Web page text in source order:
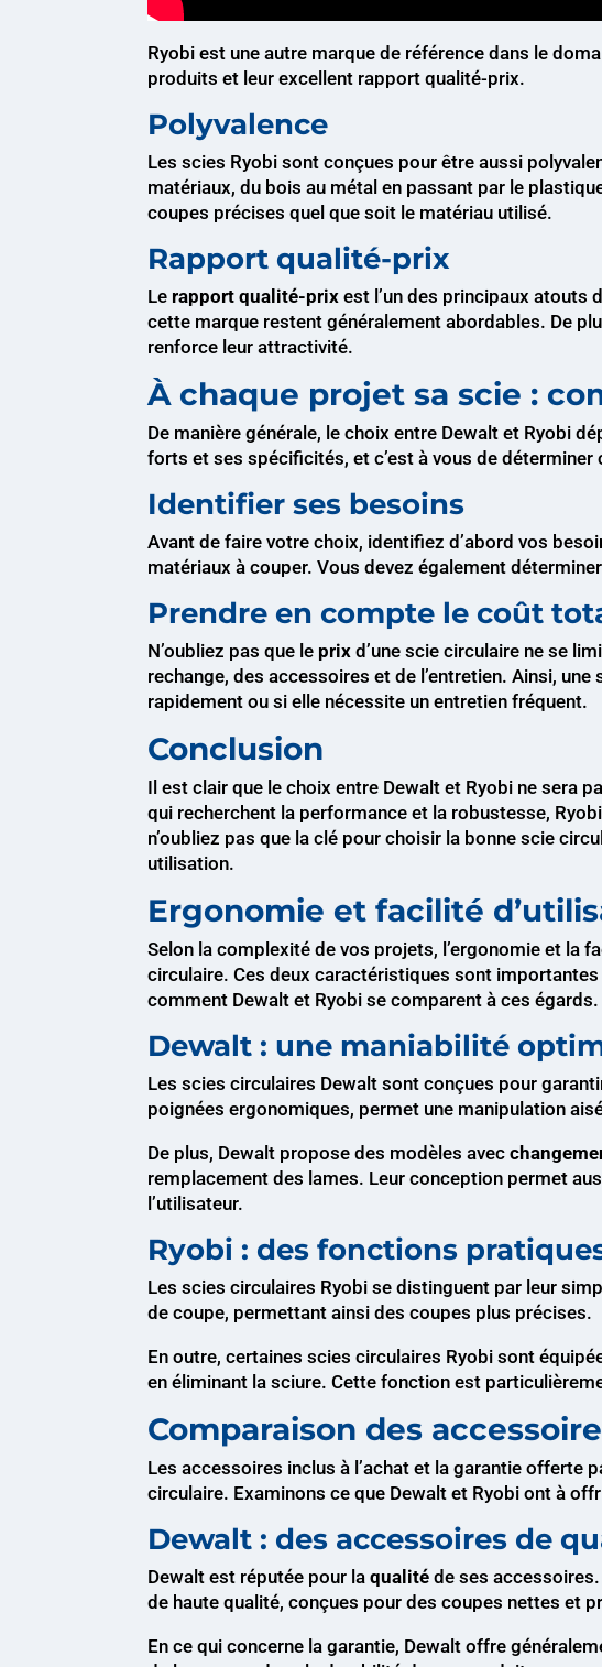
Ryobi est une autre marque de référence dans le
produits et leur excellent rapport qualité-prix.
Polyvalence
Les scies Ryobi sont conçues pour être aussi
matériaux, du bois au métal en passant par le
coupes précises quel que soit le matériau utilisé.
Rapport qualité-prix
Le rapport qualité-prix est l’un des principaux atouts
cette marque restent généralement abordables. De
renforce leur attractivité.
À chaque projet sa scie :
De manière générale, le choix entre Dewalt et Ryobi
forts et ses spécificités, et c’est à vous de
Identifier ses besoins
Avant de faire votre choix, identifiez d’abord vos
matériaux à couper. Vous devez également
Prendre en compte le coût
N’oubliez pas que le prix d’une scie circulaire ne se
rechange, des accessoires et de l’entretien. Ainsi,
rapidement ou si elle nécessite un entretien fréquent.
Conclusion
Il est clair que le choix entre Dewalt et Ryobi ne sera
qui recherchent la performance et la robustesse,
n’oubliez pas que la clé pour choisir la bonne scie
utilisation.
Ergonomie et facilité
Selon la complexité de vos projets, l’ergonomie et la
circulaire. Ces deux caractéristiques sont
comment Dewalt et Ryobi se comparent à ces égards.
Dewalt : une maniabilité
Les scies circulaires Dewalt sont conçues pour
poignées ergonomiques, permet une manipulation
De plus, Dewalt propose des modèles avec
remplacement des lames. Leur conception permet
l’utilisateur.
Ryobi : des fonctions
Les scies circulaires Ryobi se distinguent par leur
de coupe, permettant ainsi des coupes plus précises.
En outre, certaines scies circulaires Ryobi sont
en éliminant la sciure. Cette fonction est
Comparaison des
Les accessoires inclus à l’achat et la garantie
circulaire. Examinons ce que Dewalt et Ryobi ont à
Dewalt : des accessoires de
Dewalt est réputée pour laqualité de ses
de haute qualité, conçues pour des coupes nettes et
En ce qui concerne la garantie, Dewalt offre